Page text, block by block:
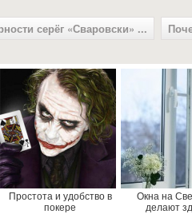
серёг «Сваровски» ...
Простота и удобство в
покере
Окна на
делают